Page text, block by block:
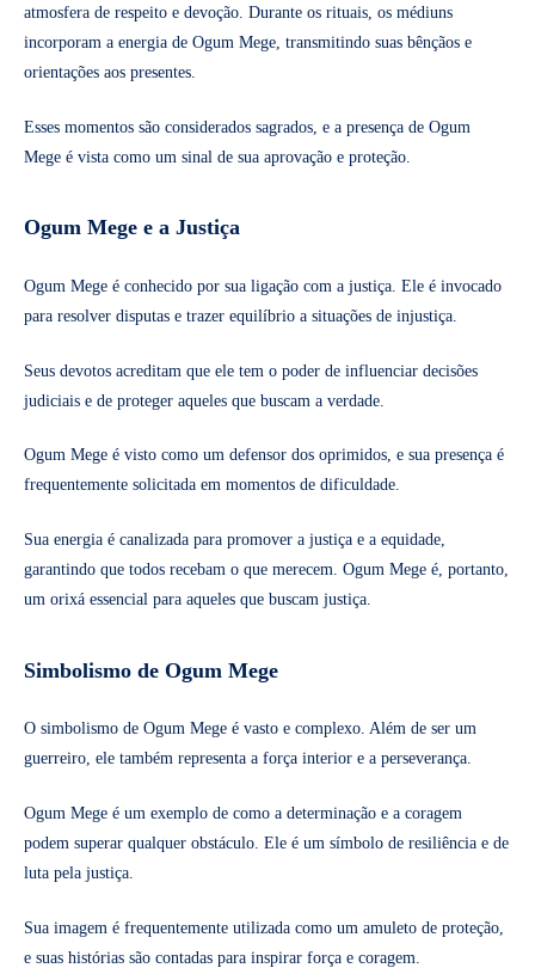
atmosfera de respeito e devoção. Durante os rituais, os médiuns
incorporam a energia de Ogum Mege, transmitindo suas bênçãos e
orientações aos presentes.
Esses momentos são considerados sagrados, e a presença de Ogum
Mege é vista como um sinal de sua aprovação e proteção.
Ogum Mege e a Justiça
Ogum Mege é conhecido por sua ligação com a justiça. Ele é invocado
para resolver disputas e trazer equilíbrio a situações de injustiça.
Seus devotos acreditam que ele tem o poder de influenciar decisões
judiciais e de proteger aqueles que buscam a verdade.
Ogum Mege é visto como um defensor dos oprimidos, e sua presença é
frequentemente solicitada em momentos de dificuldade.
Sua energia é canalizada para promover a justiça e a equidade,
garantindo que todos recebam o que merecem. Ogum Mege é, portanto,
um orixá essencial para aqueles que buscam justiça.
Simbolismo de Ogum Mege
O simbolismo de Ogum Mege é vasto e complexo. Além de ser um
guerreiro, ele também representa a força interior e a perseverança.
Ogum Mege é um exemplo de como a determinação e a coragem
podem superar qualquer obstáculo. Ele é um símbolo de resiliência e de
luta pela justiça.
Sua imagem é frequentemente utilizada como um amuleto de proteção,
e suas histórias são contadas para inspirar força e coragem.